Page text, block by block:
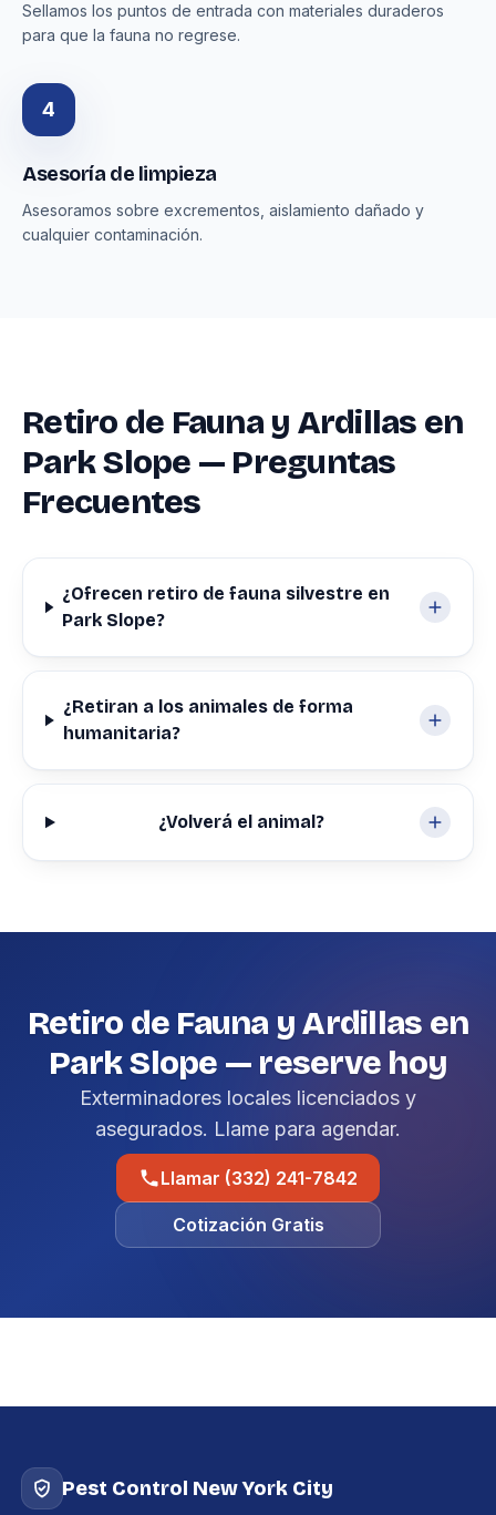
Sellamos los puntos de entrada con materiales duraderos
para que la fauna no regrese.
4
Asesoría de limpieza
Asesoramos sobre excrementos, aislamiento dañado y
cualquier contaminación.
Retiro de Fauna y Ardillas en
Park Slope — Preguntas
Frecuentes
¿Ofrecen retiro de fauna silvestre en
Park Slope?
¿Retiran a los animales de forma
humanitaria?
¿Volverá el animal?
Retiro de Fauna y Ardillas en
Park Slope — reserve hoy
Exterminadores locales licenciados y
asegurados. Llame para agendar.
Llamar (332) 241-7842
Cotización Gratis
Pest Control New York City